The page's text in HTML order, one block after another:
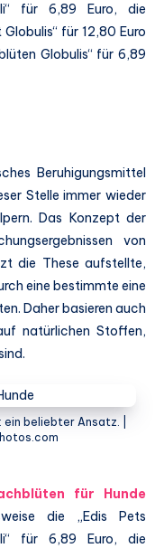
für 6,89 Euro, die
für 12,80 Euro
Globulis“ für 6,89
Beruhigungsmittel
Stelle immer wieder
Das Konzept der
von
die These aufstellte,
eine bestimmte eine
Daher basieren auch
natürlichen Stoffen,
ein beliebter Ansatz. |
für Hunde
die „Edis Pets
für 6,89 Euro, die